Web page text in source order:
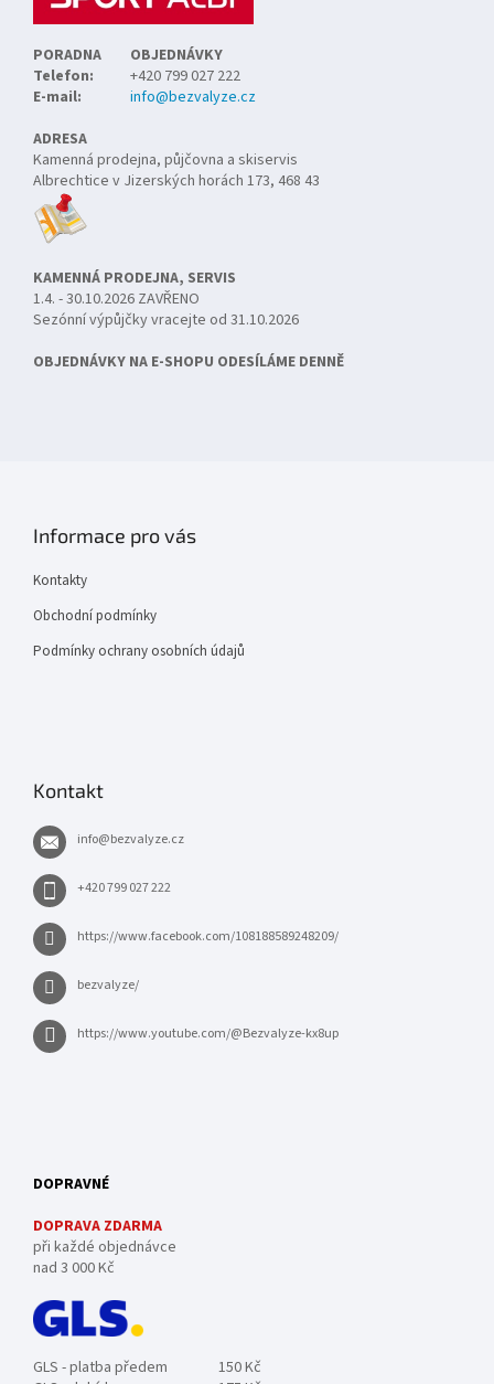
PORADNA
OBJEDNÁVKY
Telefon:
+420 799 027 222
E-mail:
info@bezvalyze.cz
ADRESA
Kamenná prodejna, půjčovna a skiservis
Albrechtice v Jizerských horách 173, 468 43
KAMENNÁ PRODEJNA, SERVIS
1.4. - 30.10.2026 ZAVŘENO
Sezónní výpůjčky vracejte od 31.10.2026
OBJEDNÁVKY NA E-SHOPU ODESÍLÁME DENNĚ
Informace pro vás
Kontakty
Obchodní podmínky
Podmínky ochrany osobních údajů
Kontakt
info@bezvalyze.cz
+420 799 027 222
https://www.facebook.com/108188589248209/
bezvalyze/
https://www.youtube.com/@Bezvalyze-kx8up
DOPRAVNÉ
DOPRAVA ZDARMA
při každé objednávce
nad 3 000 Kč
GLS - platba předem
150 Kč